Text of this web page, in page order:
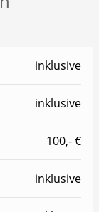
inklusive
inklusive
100,- €
inklusive